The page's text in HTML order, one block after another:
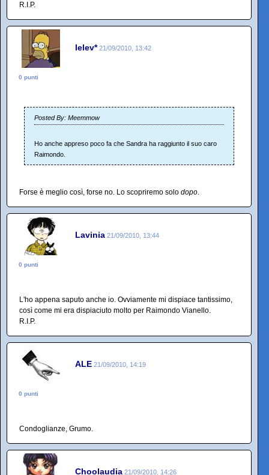
R.I.P.
lelev* 21/09/2010, 13:42
0 punti
Posted By: Meemmow
Ho anche appreso poco fa che Sandra ha raggiunto il suo caro
Raimondo.
Forse è meglio così, forse no. Lo scopriremo solo dopo.
Lavinia 21/09/2010, 13:44
0 punti
L'ho appena saputo anche io. Ovviamente mi dispiace tantissimo,
così come mi era dispiaciuto molto per Raimondo Vianello.
R.I.P.
ALE 21/09/2010, 14:19
0 punti
Condoglianze, Grumo.
Choolaudia 21/09/2010, 14:26